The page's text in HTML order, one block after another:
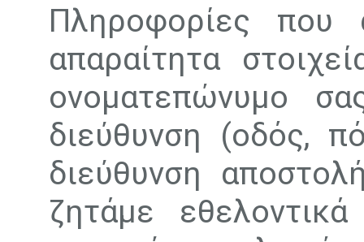
Πληροφορίες που
απαραίτητα
ονοματεπώνυμο
διεύθυνση (οδός,
διεύθυνση
ζητάμε